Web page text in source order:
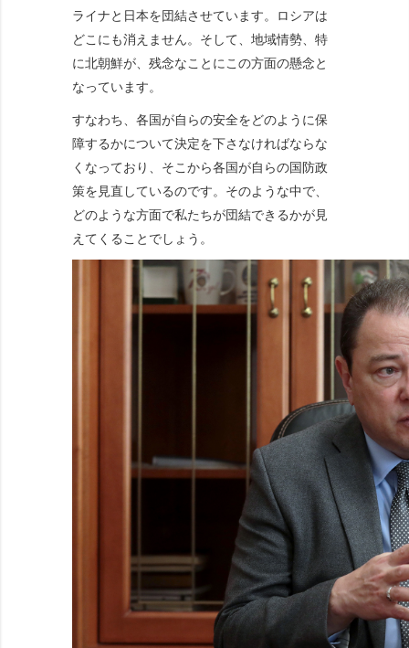
ライナと日本を団結させています。ロシアは
どこにも消えません。そして、地域情勢、特
に北朝鮮が、残念なことにこの方面の懸念と
なっています。
すなわち、各国が自らの安全をどのように保
障するかについて決定を下さなければならな
くなっており、そこから各国が自らの国防政
策を見直しているのです。そのような中で、
どのような方面で私たちが団結できるかが見
えてくることでしょう。